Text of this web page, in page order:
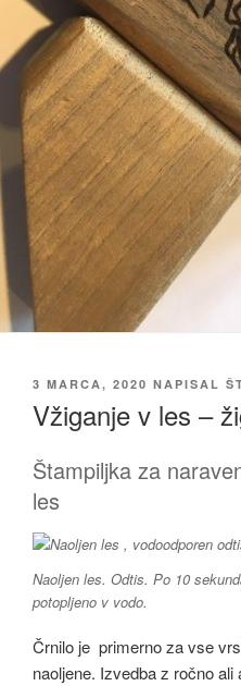
OBJAVLJENO
3 MARCA, 2020 NAPISAL
Vžiganje v les –
Štampiljka za
les
Naoljen les. Odtis. Po 10
potopljeno v vodo.
Črnilo je primerno za vse
naoljene. Izvedba z ročno